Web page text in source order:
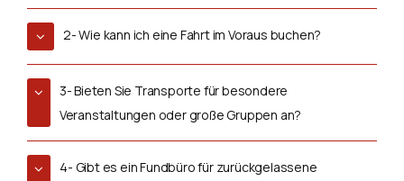
2- Wie kann ich eine Fahrt im Voraus buchen?
3- Bieten Sie Transporte für besondere
Veranstaltungen oder große Gruppen an?
4- Gibt es ein Fundbüro für zurückgelassene